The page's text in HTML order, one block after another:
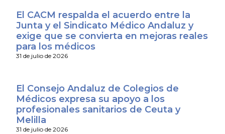
El CACM respalda el acuerdo entre la
Junta y el Sindicato Médico Andaluz y
exige que se convierta en mejoras reales
para los médicos
31 de julio de 2026
El Consejo Andaluz de Colegios de
Médicos expresa su apoyo a los
profesionales sanitarios de Ceuta y
Melilla
31 de julio de 2026